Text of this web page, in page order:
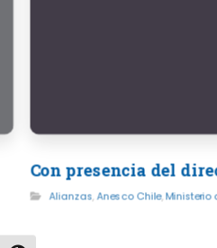
Con presencia del
Alianzas,Anesco Chile,Ministerio